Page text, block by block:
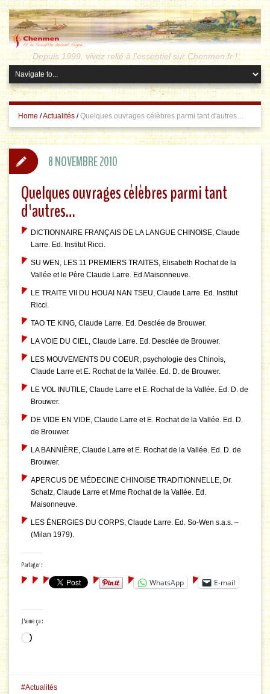
Depuis 1999, vivez relié à l'essentiel sur Chenmen.fr !
Home /Actualités / Quelques ouvrages célèbres parmi tant d'autres…
Quelques ouvrages célèbres parmi tant
d'autres…
DICTIONNAIRE FRANÇAIS DE LA LANGUE CHINOISE, Claude
Larre. Ed. Institut Ricci.
SU WEN, LES 11 PREMIERS TRAITES, Elisabeth Rochat de la
Vallée et le Père Claude Larre. Ed.Maisonneuve.
LE TRAITE VII DU HOUAI NAN TSEU, Claude Larre. Ed. Institut
Ricci.
TAO TE KING, Claude Larre. Ed. Desclée de Brouwer.
LA VOIE DU CIEL, Claude Larre. Ed. Desclée de Brouwer.
LES MOUVEMENTS DU COEUR, psychologie des Chinois,
Claude Larre et E. Rochat de la Vallée. Ed. D. de Brouwer.
LE VOL INUTILE, Claude Larre et E. Rochat de la Vallée. Ed. D. de
Brouwer.
DE VIDE EN VIDE, Claude Larre et E. Rochat de la Vallée. Ed. D.
de Brouwer.
LA BANNIÈRE, Claude Larre et E. Rochat de la Vallée. Ed. D. de
Brouwer.
APERCUS DE MÉDECINE CHINOISE TRADITIONNELLE, Dr.
Schatz, Claude Larre et Mme Rochat de la Vallée. Ed.
Maisonneuve.
LES ÉNERGIES DU CORPS, Claude Larre. Ed. So-Wen s.a.s. –
(Milan 1979).
Partager :
WhatsApp E-mail
J’aime ça :
Chargement…
8 NOVEMBRE 2010
Actualités